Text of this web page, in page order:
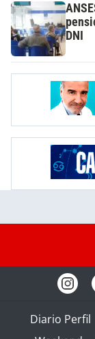
DNI
Diario Perfil